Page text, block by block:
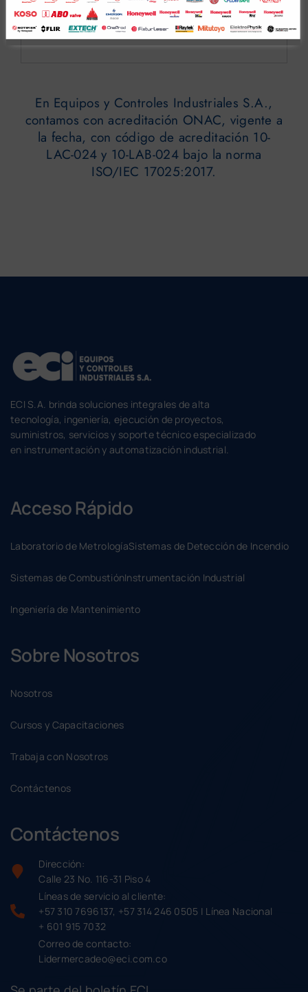
En Equipos y Controles Industriales S.A.,
contamos con acreditación ONAC, vigente a
la fecha, con código de acreditación 10-
LAC-024 y 10-LAB-024 bajo la norma
ISO/IEC 17025:2017.
ECI S.A. brinda soluciones integrales de alta
tecnología, ingeniería, ejecución de proyectos,
suministros, servicios y soporte técnico especializado
en instrumentación y automatización industrial.
Acceso Rápido
Laboratorio de MetrologíaSistemas de Detección de Incendio
Sistemas de CombustiónInstrumentación Industrial
Ingeniería de Mantenimiento
Sobre Nosotros
Nosotros
Cursos y Capacitaciones
Trabaja con Nosotros
Contáctenos
Contáctenos
Dirección:
Calle 23 No. 116-31 Piso 4
Líneas de servicio al cliente:
+57 310 7696137, +57 314 246 0505 | Línea Nacional
+ 601 915 7032
Correo de contacto:
Lidermercadeo@eci.com.co